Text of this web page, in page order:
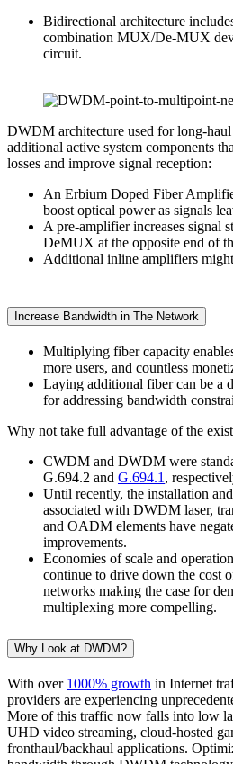
Bidirectional architecture
combination MUX/De-MUX
circuit.
DWDM architecture used for long-
additional active system components
losses and improve signal reception:
An Erbium Doped Fiber
boost optical power as signals
A pre-amplifier increases signal
DeMUX at the opposite end of
Additional inline amplifiers
Increase Bandwidth in The Network
Multiplying fiber capacity
more users, and countless
Laying additional fiber can be a
for addressing bandwidth
Why not take full advantage of the
CWDM and DWDM were
G.694.2 and G.694.1 ,
Until recently, the installation
associated with DWDM laser,
and OADM elements have
improvements.
Economies of scale and
continue to drive down the cost
networks making the case for
multiplexing more compelling.
Why Look at DWDM?
With over 1000% growth in Internet
providers are experiencing
More of this traffic now falls into low
UHD video streaming, cloud-hosted
fronthaul/backhaul applications.